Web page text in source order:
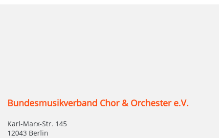
Bundesmusikverband Chor & Orchester e.V.
Karl-Marx-Str. 145
12043 Berlin